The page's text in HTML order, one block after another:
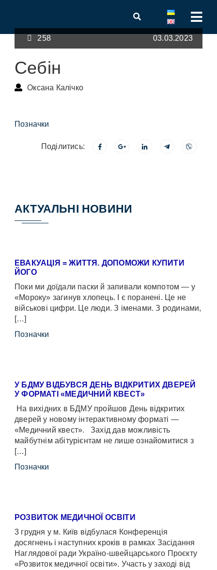
258 03.03.2023
Себін
Оксана Калічко
Позначки
Поділитись:
АКТУАЛЬНІ НОВИНИ
ЕВАКУАЦІЯ = ЖИТТЯ. ДОПОМОЖИ КУПИТИ
ЙОГО
Поки ми доїдали паски й запивали компотом — у
«Мороку» загинув хлопець. І є поранені. Це не
військові цифри. Це люди. З іменами. З родинами,
[…]
Позначки
У БДМУ ВІДБУВСЯ ДЕНЬ ВІДКРИТИХ ДВЕРЕЙ
У ФОРМАТІ «МЕДИЧНИЙ КВЕСТ»
На вихідних в БДМУ пройшов День відкритих
дверей у новому інтерактивному форматі —
«Медичний квест». Захід дав можливість
майбутнім абітурієнтам не лише ознайомитися з
[…]
Позначки
РОЗВИТОК МЕДИЧНОЇ ОСВІТИ
3 грудня у м. Київ відбулася Конференція
досягнень і наступних кроків в рамках Засідання
Наглядової ради Україно-швейцарського Проєкту
«Розвиток медичної освіти». Участь у заході від